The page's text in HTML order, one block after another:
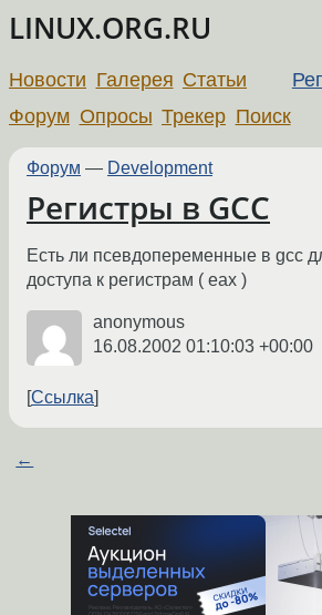
LINUX.ORG.RU
Новости Галерея Статьи
Форум Опросы Трекер Поиск
Форум — Development
Регистры в GCC
Есть ли псевдопеременные в gcc
доступа к регистрам ( eax )
anonymous
16.08.2002 01:10:03 +00:00
Ссылка
←